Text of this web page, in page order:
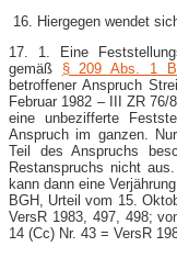
16. Hiergegen wendet
17. 1. Eine
gemäß § 209 Abs. 1
betroffener Anspruch
Februar 1982 – III ZR 76/
eine unbezifferte
Anspruch im ganzen.
Teil des Anspruchs
Restanspruchs nicht
kann dann eine
BGH, Urteil vom 15.
VersR 1983, 497, 498;
14 (Cc) Nr. 43 = VersR